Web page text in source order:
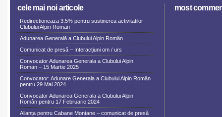
cele mai noi articole
Redirectioneaza 3.5% pentru sustinerea activitatilor
Clubului Alpin Roman
Adunarea Generală a Clubului Alpin Român
Comunicat de presă – Interacțiuni om / urs
Convocator Adunarea Generala a Clubului Alpin
Roman – 15 Martie 2025
Convocator: Adunare Generala a Clubului Alpin Român
pentru 29 Mai 2024
Convocator Adunarea Generala a Clubului Alpin
Român pentru 17 Februarie 2024
Alianța pentru Cabane Montane – comunicat de presă
most